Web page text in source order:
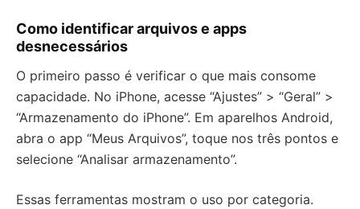
Como identificar arquivos e apps
desnecessários
O primeiro passo é verificar o que mais consome
capacidade. No iPhone, acesse “Ajustes” > “Geral” >
“Armazenamento do iPhone”. Em aparelhos Android,
abra o app “Meus Arquivos”, toque nos três pontos e
selecione “Analisar armazenamento”.
Essas ferramentas mostram o uso por categoria.